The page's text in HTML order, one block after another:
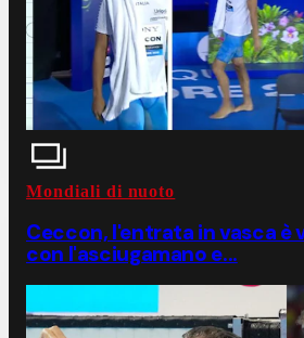
Mondiali di nuoto
Ceccon, l'entrata in vasca è
con l'asciugamano e...